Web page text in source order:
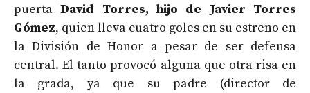
puertaDavid Torres, hijo de Javier Torres
Gómez, quien lleva cuatro goles en su estreno en
la División de Honor a pesar de ser defensa
central. El tanto provocó alguna que otra risa en
la grada, ya que su padre (director de